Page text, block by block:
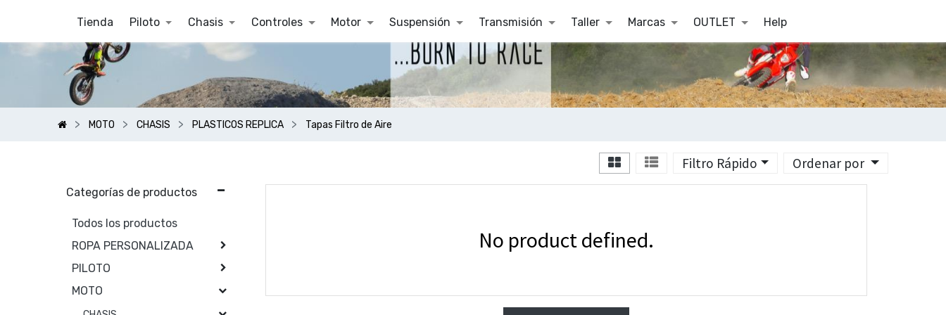
Tienda Piloto Chasis Controles Motor Suspensión Transmisión Taller Marcas OUTLET Help
MOTO CHASIS PLASTICOS REPLICA Tapas Filtro de Aire
Ordenar por
Filtro Rápido
Categorías de productos
Todos los productos
ROPA PERSONALIZADA
PILOTO
MOTO
No product defined.